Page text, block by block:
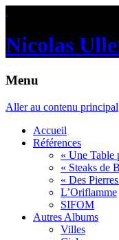
.
Nicolas
Menu
Aller au contenu principal
Accueil
Références
« Une Table
« Steaks de
« Des
L’Oriflamme
SIFOM
Autres Albums
Villes